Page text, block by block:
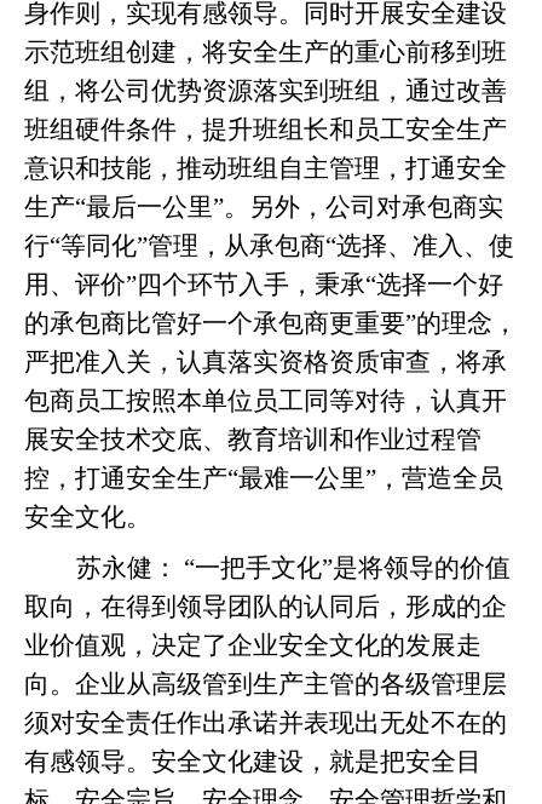
身作则，实现有感领导。同时开展安全建设
示范班组创建，将安全生产的重心前移到班
组，将公司优势资源落实到班组，通过改善
班组硬件条件，提升班组长和员工安全生产
意识和技能，推动班组自主管理，打通安全
生产“最后一公里”。另外，公司对承包商实
行“等同化”管理，从承包商“选择、准入、使
用、评价”四个环节入手，秉承“选择一个好
的承包商比管好一个承包商更重要”的理念，
严把准入关，认真落实资格资质审查，将承
包商员工按照本单位员工同等对待，认真开
展安全技术交底、教育培训和作业过程管
控，打通安全生产“最难一公里”，营造全员
安全文化。
苏永健：
“一把手文化”是将领导的价值
取向，在得到领导团队的认同后，形成的企
业价值观，决定了企业安全文化的发展走
向。企业从高级管到生产主管的各级管理层
须对安全责任作出承诺并表现出无处不在的
有感领导。安全文化建设，就是把安全目